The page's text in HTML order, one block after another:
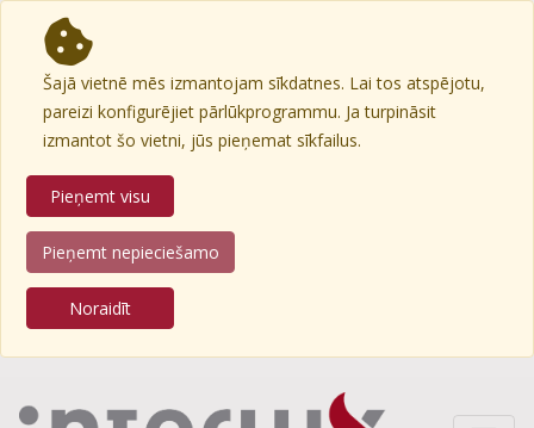
Šajā vietnē mēs izmantojam sīkdatnes. Lai tos atspējotu,
pareizi konfigurējiet pārlūkprogrammu. Ja turpināsit
izmantot šo vietni, jūs pieņemat sīkfailus.
Pieņemt visu
Pieņemt nepieciešamo
Noraidīt